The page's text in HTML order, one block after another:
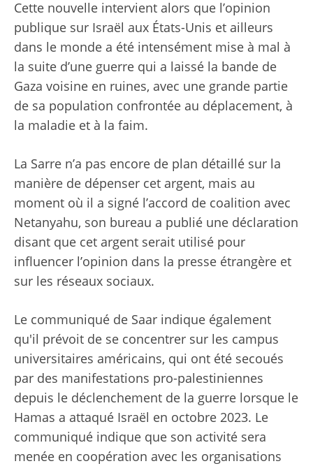
Cette nouvelle intervient alors que l’opinion
publique sur Israël aux États-Unis et ailleurs
dans le monde a été intensément mise à mal à
la suite d’une guerre qui a laissé la bande de
Gaza voisine en ruines, avec une grande partie
de sa population confrontée au déplacement, à
la maladie et à la faim.
La Sarre n’a pas encore de plan détaillé sur la
manière de dépenser cet argent, mais au
moment où il a signé l’accord de coalition avec
Netanyahu, son bureau a publié une déclaration
disant que cet argent serait utilisé pour
influencer l’opinion dans la presse étrangère et
sur les réseaux sociaux.
Le communiqué de Saar indique également
qu'il prévoit de se concentrer sur les campus
universitaires américains, qui ont été secoués
par des manifestations pro-palestiniennes
depuis le déclenchement de la guerre lorsque le
Hamas a attaqué Israël en octobre 2023. Le
communiqué indique que son activité sera
menée en coopération avec les organisations